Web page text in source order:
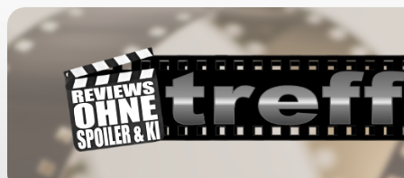
Zum
Inhalt
springen